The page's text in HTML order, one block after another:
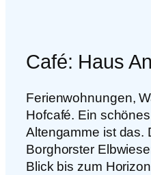
Café: Haus
Ferienwohnungen,
Hofcafé. Ein
Altengamme ist das.
Borghorster
Blick bis zum